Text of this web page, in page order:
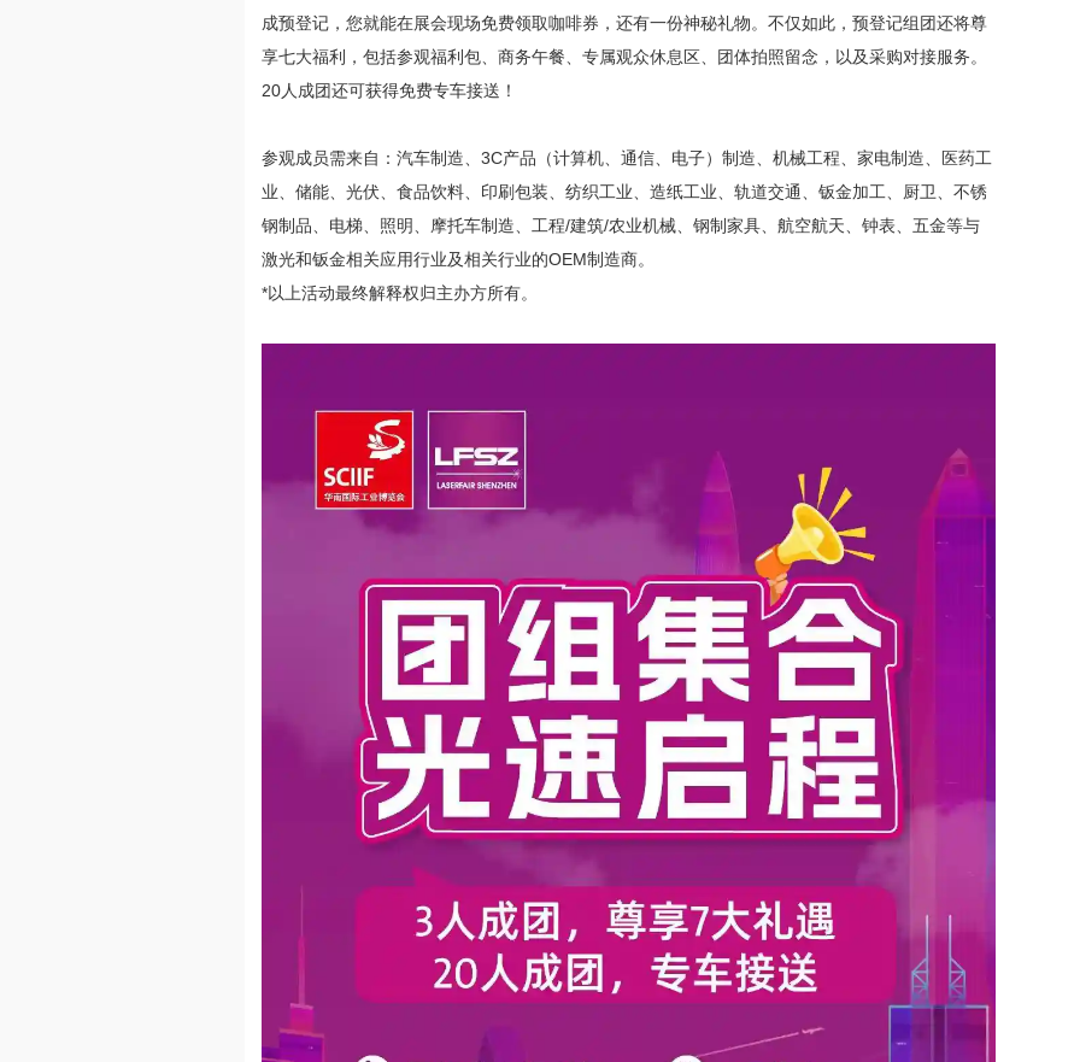
成预登记，您就能在展会现场免费领取咖啡券，还有一份神秘礼物。不仅如此，预登记组团还将尊
享七大福利，包括参观福利包、商务午餐、专属观众休息区、团体拍照留念，以及采购对接服务。
20人成团还可获得免费专车接送！
参观成员需来自：汽车制造、 3C产品（计算机、通信、电子）制造、机械工程、家电制造、医药工
业、储能、光伏、食品饮料、印刷包装、纺织工业、造纸工业、轨道交通、钣金加工、厨卫、不锈
钢制品、电梯、照明、摩托车制造、工程/建筑/农业机械、钢制家具、航空航天、钟表、五金等与
激光和钣金相关应用行业及相关行业的OEM制造商。
*以上活动最终解释权归主办方所有。